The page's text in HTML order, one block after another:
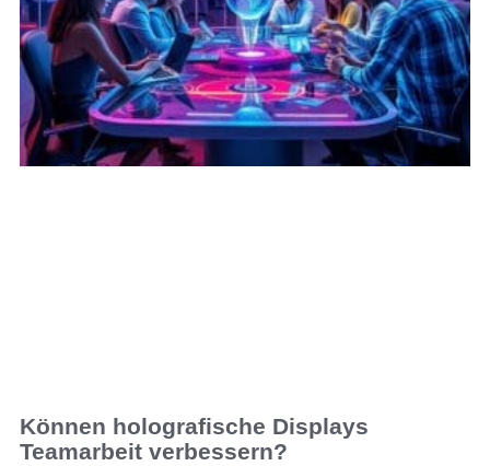
Können holografische Displays
Teamarbeit verbessern?